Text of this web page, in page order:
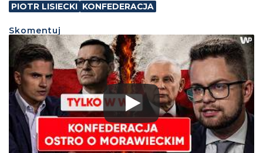
PIOTR LISIECKI KONFEDERACJA
Skomentuj